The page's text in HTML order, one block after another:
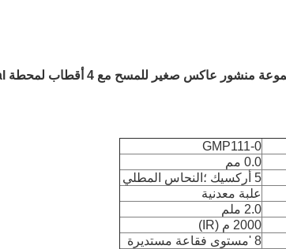
GMP111-0
0.0 مم
5 أركسيك ؛النحاس المطلي
علبة معدنية
2.0 ملم
2000 م (IR)
8 'مستوى فقاعة مستديرة